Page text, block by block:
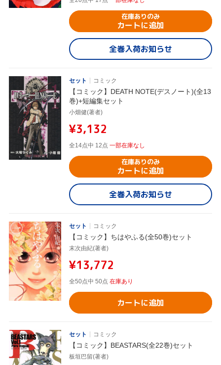
在庫ありのみ
カートに追加
全巻入荷お知らせ
セット コミック
【コミック】DEATH NOTE(デスノート)(全13
巻)+短編集セット
小畑健(著者)
¥3,132
全14点中 12点 一部在庫なし
在庫ありのみ
カートに追加
全巻入荷お知らせ
セット コミック
【コミック】ちはやふる(全50巻)セット
末次由紀(著者)
¥13,772
全50点中 50点 在庫あり
カートに追加
セット コミック
【コミック】BEASTARS(全22巻)セット
板垣巴留(著者)